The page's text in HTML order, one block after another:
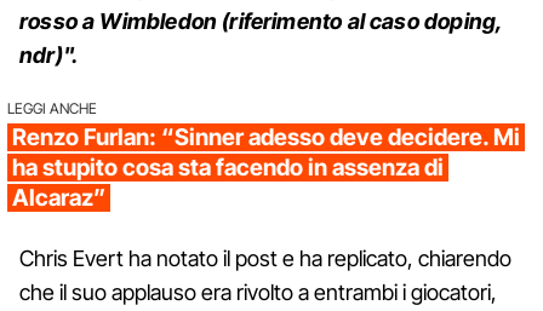
rosso a Wimbledon (riferimento al caso doping,
ndr)".
LEGGI ANCHE
Renzo Furlan: “Sinner adesso deve decidere. Mi
ha stupito cosa sta facendo in assenza di
Alcaraz”
Chris Evert ha notato il post e ha replicato, chiarendo
che il suo applauso era rivolto a entrambi i giocatori,